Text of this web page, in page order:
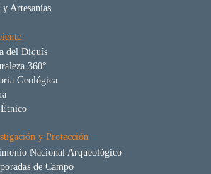
Artesanías
del Diquís
360°
Geológica
y Protección
Nacional Arqueológico
de Campo